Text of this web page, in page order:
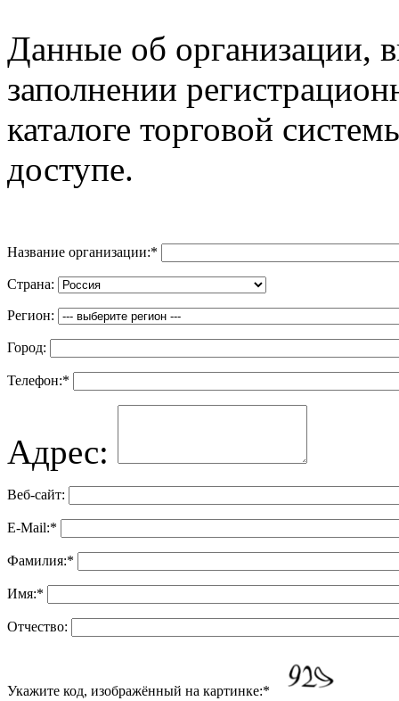
Данные об организации,
заполнении
каталоге торговой
доступе.
Название организации:*
Страна:
Регион:
Город:
Телефон:*
Адрес:
Веб-сайт:
E-Mail:*
Фамилия:*
Имя:*
Отчество:
Укажите код, изображённый на картинке:*